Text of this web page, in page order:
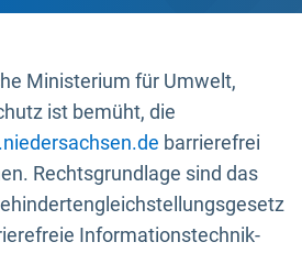
Ministerium für Umwelt,
ist bemüht, die
barrierefrei
Rechtsgrundlage sind das
Informationstechnik-